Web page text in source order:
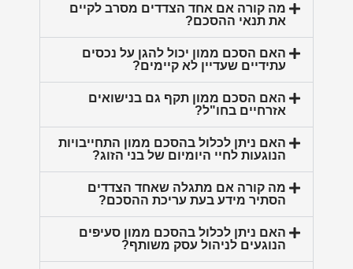
מה קורה אם אחד הצדדים מסרב לקיים
את תנאי ההסכם?
האם הסכם ממון יכול להגן על נכסים
עתידיים שעדיין לא קיימים?
האם הסכם ממון תקף גם בנישואים
אזרחיים בחו"ל?
האם ניתן לכלול בהסכם ממון התחייבויות
הנוגעות לחיי היומיום של בני הזוג?
מה קורה אם מתגלה שאחד הצדדים
הסתיר מידע בעת עריכת ההסכם?
האם ניתן לכלול בהסכם ממון סעיפים
הנוגעים לניהול עסק משותף?